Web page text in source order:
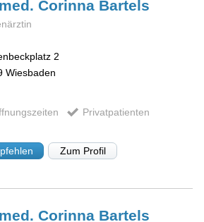
Corinna Bartels
2
Wiesbaden
Privatpatienten
Zum Profil
Corinna Bartels